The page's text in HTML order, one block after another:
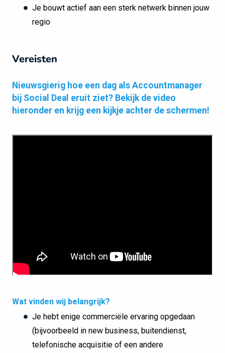
Je bouwt actief aan een sterk netwerk binnen jouw
regio
Vereisten
Nieuwsgierig hoe een dag als Accountmanager
bij Social Deal eruit ziet? Bekijk de video
hieronder en krijg een kijkje achter de schermen!
Wat vinden wij belangrijk?
Je hebt enige commerciële ervaring opgedaan
(bijvoorbeeld in new business, buitendienst,
telefonische acquisitie of een andere